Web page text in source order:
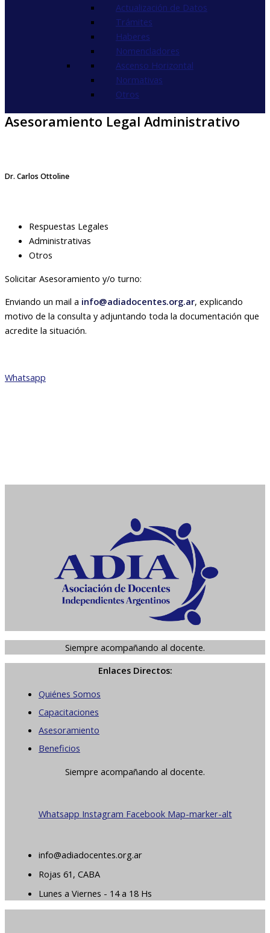
Actualización de Datos
Trámites
Haberes
Nomencladores
Ascenso Horizontal
Normativas
Otros
Asesoramiento Legal Administrativo
Dr. Carlos Ottoline
Respuestas Legales
Administrativas
Otros
Solicitar Asesoramiento y/o turno:
Enviando un mail a info@adiadocentes.org.ar, explicando
motivo de la consulta y adjuntando toda la documentación que
acredite la situación.
Whatsapp
Siempre acompañando al docente.
Enlaces Directos:
Quiénes Somos
Capacitaciones
Asesoramiento
Beneficios
Siempre acompañando al docente.
Whatsapp Instagram Facebook Map-marker-alt
info@adiadocentes.org.ar
Rojas 61, CABA
Lunes a Viernes - 14 a 18 Hs